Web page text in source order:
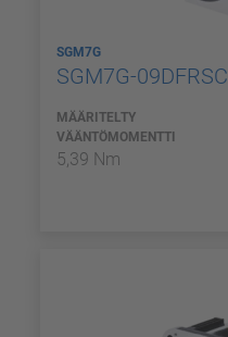
SGM7G
SGM7G-09DFRSC
MÄÄRITELTY
VÄÄNTÖMOMENTTI
5,39 Nm